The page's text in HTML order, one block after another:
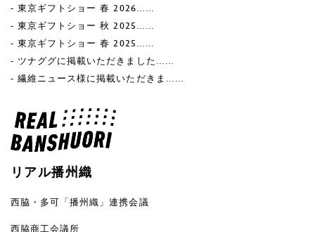
東京ギフトショー 春 2026……
東京ギフトショー 秋 2025……
東京ギフトショー 春 2025……
ツナググに掲載いただきました……
繊維ニュース様に掲載いただきま……
リアル播州織
西脇・多可「播州織」連携会議
西脇商工会議所